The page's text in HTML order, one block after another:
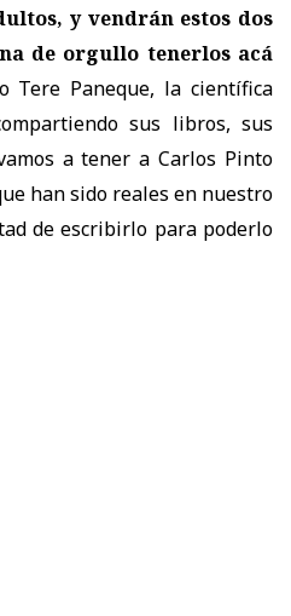
y vendrán estos dos
de orgullo tenerlos acá
Tere Paneque, la científica
sus libros, sus
a tener a Carlos Pinto
han sido reales en nuestro
de escribirlo para poderlo